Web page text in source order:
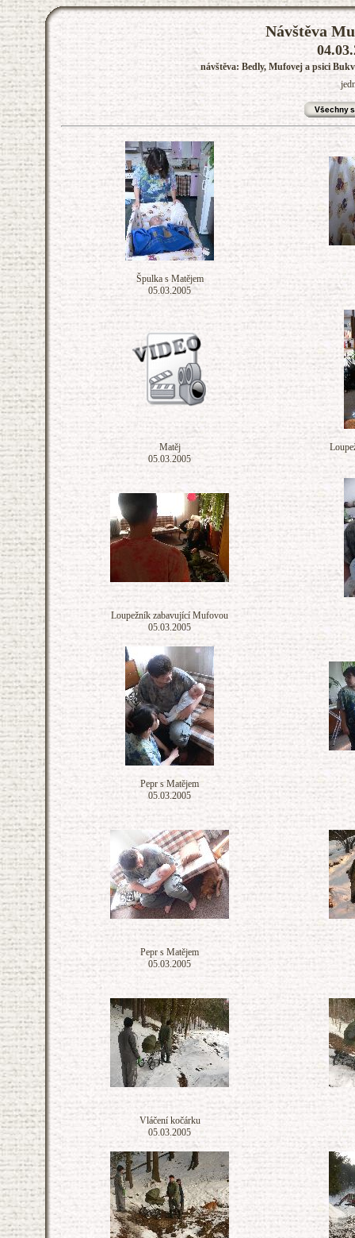
Návštěva
návštěva: Bedly, Mufovej a psici
Špulka s Matějem
05.03.2005
Matěj
05.03.2005
Loupežník zabavující Mufovou
05.03.2005
Pepr s Matějem
05.03.2005
Pepr s Matějem
05.03.2005
Vláčení kočárku
05.03.2005